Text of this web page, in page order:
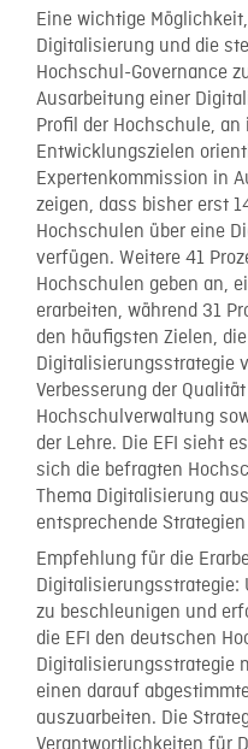
Eine wichtige
Digitalisierung und die
Hochschul-Governance
Ausarbeitung einer
Profil der Hochschule,
Entwicklungszielen
Expertenkommission in
zeigen, dass bisher erst
Hochschulen über eine
verfügen. Weitere 41
Hochschulen geben an,
erarbeiten, während 31
den häufigsten Zielen,
Digitalisierungsstrategie
Verbesserung der
Hochschulverwaltung
der Lehre. Die EFI sieht
sich die befragten
Thema Digitalisierung
entsprechende
Empfehlung für die
Digitalisierungsstrategie:
zu beschleunigen und
die EFI den deutschen
Digitalisierungsstrategie
einen darauf
auszuarbeiten. Die